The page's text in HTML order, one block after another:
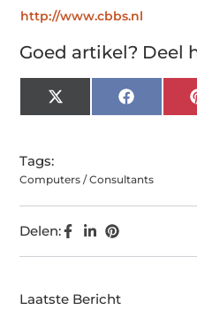
http://www.cbbs.nl
Goed artikel? Deel
X
(Twitter)
Facebook
Tags:
Computers / Consultants
Delen:
Laatste Bericht